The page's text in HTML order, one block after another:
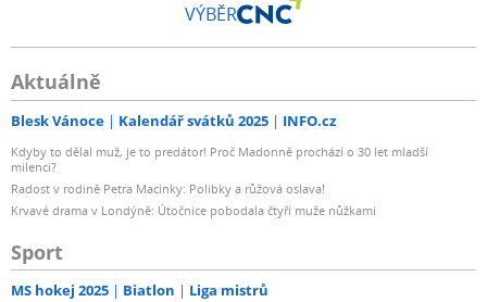
VÝBĚR
Aktuálně
Blesk Vánoce Kalendář svátků 2025 INFO.cz
Kdyby to dělal muž, je to predátor! Proč Madonně prochází o 30 let mladší
milenci?
Radost v rodině Petra Macinky: Polibky a růžová oslava!
Krvavé drama v Londýně: Útočnice pobodala čtyři muže nůžkami
Sport
MS hokej 2025 Biatlon Liga mistrů